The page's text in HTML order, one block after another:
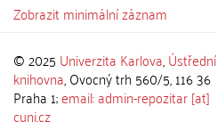
Zobrazit minimální záznam
© 2025 Univerzita Karlova,Ústřední
knihovna, Ovocný trh 560/5, 116 36
Praha 1;email: admin-repozitar [at]
cuni.cz